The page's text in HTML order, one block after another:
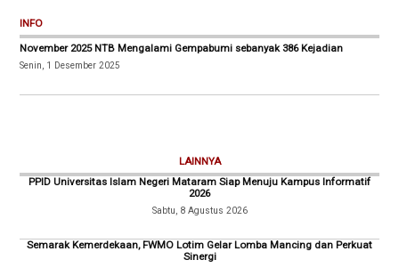
INFO
November 2025 NTB Mengalami Gempabumi sebanyak 386 Kejadian
Senin, 1 Desember 2025
LAINNYA
PPID Universitas Islam Negeri Mataram Siap Menuju Kampus Informatif
2026
Sabtu, 8 Agustus 2026
Semarak Kemerdekaan, FWMO Lotim Gelar Lomba Mancing dan Perkuat
Sinergi